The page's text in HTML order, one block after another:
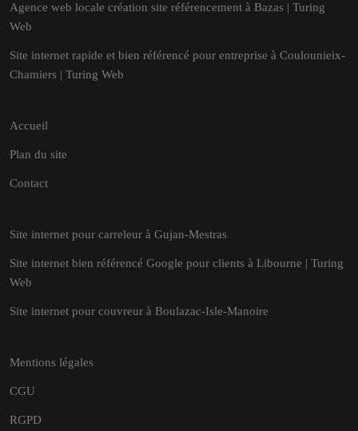
Agence web locale création site référencement à Bazas | Turing
Web
Site internet rapide et bien référencé pour entreprise à Coulounieix-
Chamiers | Turing Web
Accueil
Plan du site
Contact
Site internet pour carreleur à Gujan-Mestras
Site internet bien référencé Google pour clients à Libourne | Turing
Web
Site internet pour couvreur à Boulazac-Isle-Manoire
Mentions légales
CGU
RGPD